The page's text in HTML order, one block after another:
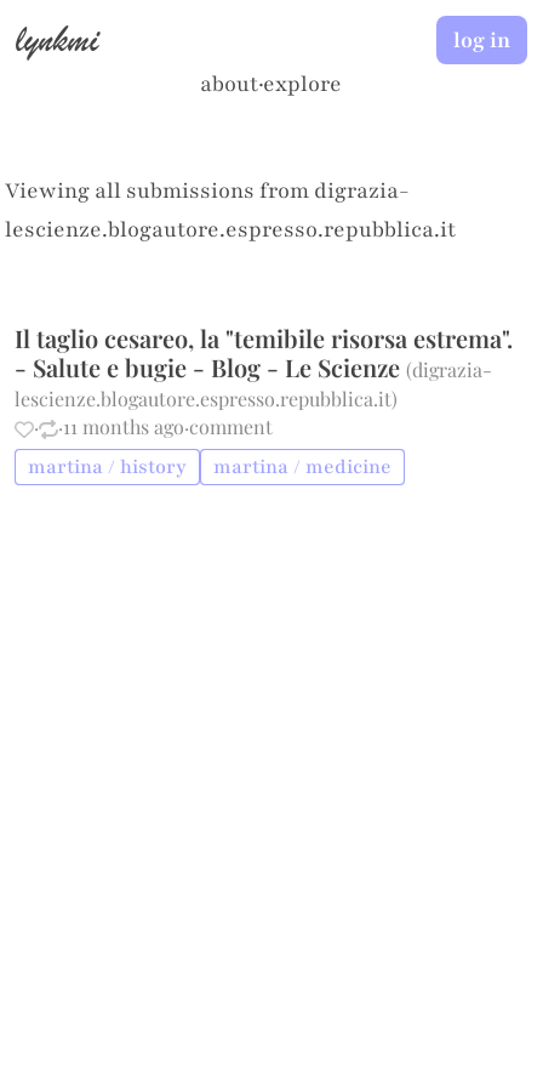
lynkmi
about·explore
log in
Viewing all submissions from digrazia-
lescienze.blogautore.espresso.repubblica.it
Il taglio cesareo, la "temibile risorsa estrema".
- Salute e bugie - Blog - Le Scienze(digrazia-
lescienze.blogautore.espresso.repubblica.it)
·
·11 months ago·comment
martina / history martina / medicine